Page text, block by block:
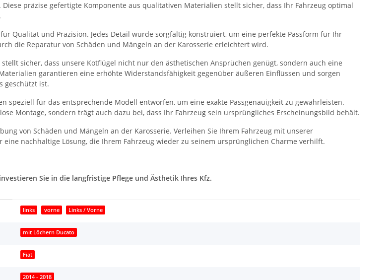
präzise gefertigte Komponente aus qualitativen Materialien stellt sicher, dass Ihr Fahrzeug optimal
Qualität und Präzision. Jedes Detail wurde sorgfältig konstruiert, um eine perfekte Passform für Ihr
die Reparatur von Schäden und Mängeln an der Karosserie erleichtert wird.
sicher, dass unsere Kotflügel nicht nur den ästhetischen Ansprüchen genügt, sondern auch eine
garantieren eine erhöhte Widerstandsfähigkeit gegenüber äußeren Einflüssen und sorgen
geschützt ist.
speziell für das entsprechende Modell entworfen, um eine exakte Passgenauigkeit zu gewährleisten.
Montage, sondern trägt auch dazu bei, dass Ihr Fahrzeug sein ursprüngliches Erscheinungsbild behält.
von Schäden und Mängeln an der Karosserie. Verleihen Sie Ihrem Fahrzeug mit unserer
nachhaltige Lösung, die Ihrem Fahrzeug wieder zu seinem ursprünglichen Charme verhilft.
Sie in die langfristige Pflege und Ästhetik Ihres Kfz.
links vorne Links / Vorne
mit Löchern Ducato
Fiat
2014 - 2018